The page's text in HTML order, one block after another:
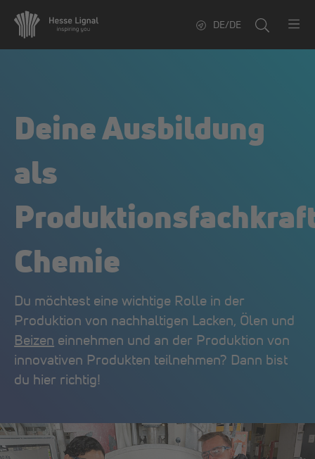
DE/DE
Deine Ausbildung
als
Chemie
Du möchtest eine wichtige Rolle in der
Produktion von nachhaltigen Lacken, Ölen und
Beizen einnehmen und an der Produktion von
innovativen Produkten teilnehmen? Dann bist
du hier richtig!